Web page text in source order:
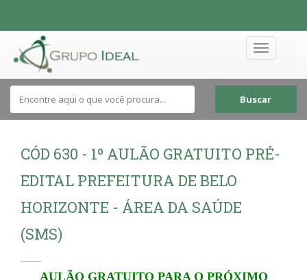
Toggle
Buscar
CÓD 630 - 1º AULÃO GRATUITO PRÉ-
EDITAL PREFEITURA DE BELO
HORIZONTE - ÁREA DA SAÚDE
(SMS)
AULÃO GRATUITO PARA O PRÓXIMO